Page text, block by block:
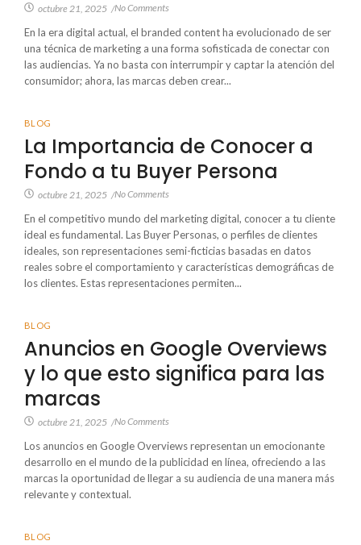
octubre 21, 2025 /No Comments
En la era digital actual, el branded content ha evolucionado de ser
una técnica de marketing a una forma sofisticada de conectar con
las audiencias. Ya no basta con interrumpir y captar la atención del
consumidor; ahora, las marcas deben crear...
BLOG
La Importancia de Conocer a
Fondo a tu Buyer Persona
octubre 21, 2025 /No Comments
En el competitivo mundo del marketing digital, conocer a tu cliente
ideal es fundamental. Las Buyer Personas, o perfiles de clientes
ideales, son representaciones semi-ficticias basadas en datos
reales sobre el comportamiento y características demográficas de
los clientes. Estas representaciones permiten...
BLOG
Anuncios en Google Overviews
y lo que esto significa para las
marcas
octubre 21, 2025 /No Comments
Los anuncios en Google Overviews representan un emocionante
desarrollo en el mundo de la publicidad en línea, ofreciendo a las
marcas la oportunidad de llegar a su audiencia de una manera más
relevante y contextual.
BLOG